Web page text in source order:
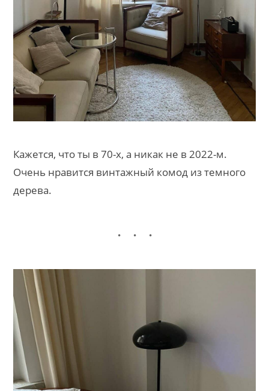
Кажется, что ты в 70-х, а никак не в 2022-м.
Очень нравится винтажный комод из темного
дерева.